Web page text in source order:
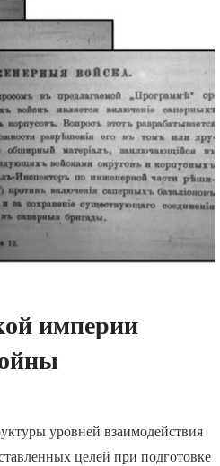
империи
уровней взаимодействия
целей при подготовке